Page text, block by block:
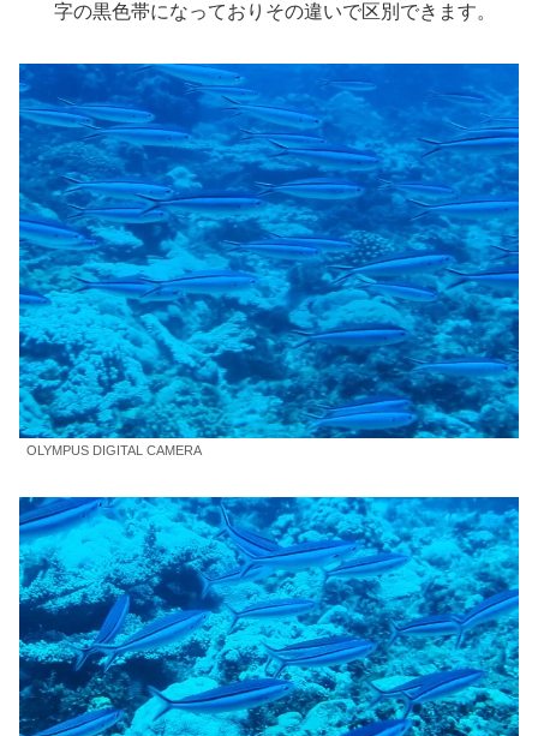
字の黒色帯になっておりその違いで区別できます。
OLYMPUS DIGITAL CAMERA